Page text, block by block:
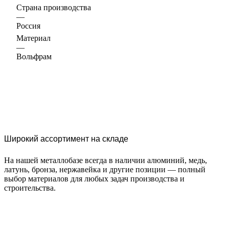
Страна производства
—
Россия
Материал
—
Вольфрам
Широкий ассортимент на складе
На нашей металлобазе всегда в наличии алюминий, медь,
латунь, бронза, нержавейка и другие позиции — полный
выбор материалов для любых задач производства и
строительства.